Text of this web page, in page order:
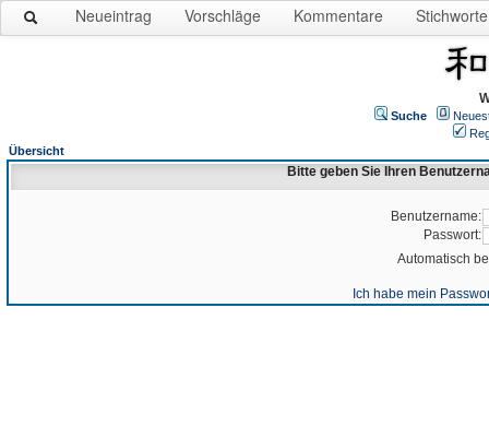
Neueintrag Vorschläge Kommentare Stichworte
Suche
Übersicht
Bitte geben Sie Ihren
Benutzername:
Passwort:
Automatisch
Ich habe mein